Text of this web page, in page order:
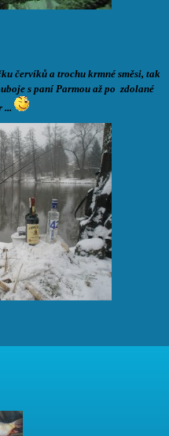
červíků a trochu krmné směsi, tak
s paní Parmou až po zdolané
...